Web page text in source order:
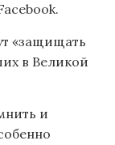
«защищать
в Великой
и